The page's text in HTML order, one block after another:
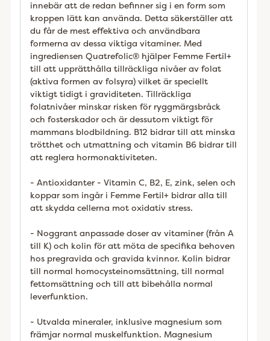
innebär att de redan befinner sig i en form som
kroppen lätt kan använda. Detta säkerställer att
du får de mest effektiva och användbara
formerna av dessa viktiga vitaminer. Med
ingrediensen Quatrefolic® hjälper Femme Fertil+
till att upprätthålla tillräckliga nivåer av folat
(aktiva formen av folsyra) vilket är speciellt
viktigt tidigt i graviditeten. Tillräckliga
folatnivåer minskar risken för ryggmärgsbråck
och fosterskador och är dessutom viktigt för
mammans blodbildning. B12 bidrar till att minska
trötthet och utmattning och vitamin B6 bidrar till
att reglera hormonaktiviteten.
- Antioxidanter - Vitamin C, B2, E, zink, selen och
koppar som ingår i Femme Fertil+ bidrar alla till
att skydda cellerna mot oxidativ stress.
- Noggrant anpassade doser av vitaminer (från A
till K) och kolin för att möta de specifika behoven
hos pregravida och gravida kvinnor. Kolin bidrar
till normal homocysteinomsättning, till normal
fettomsättning och till att bibehålla normal
leverfunktion.
- Utvalda mineraler, inklusive magnesium som
främjar normal muskelfunktion. Magnesium